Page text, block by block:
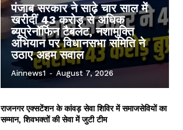
पंजाब सरकार ने साढ़े चार साल में
खरीदीं 43 करोड़ से अधिक
ब्यूप्रेनॉर्फिन टैबलेट, नशामुक्ति
अभियान पर विधानसभा समिति ने
उठाए अहम सवाल
Ainnews1 - August 7, 2026
राजनगर एक्सटेंशन के कांवड़ सेवा शिविर में समाजसेवियों का
सम्मान, शिवभक्तों की सेवा में जुटी टीम